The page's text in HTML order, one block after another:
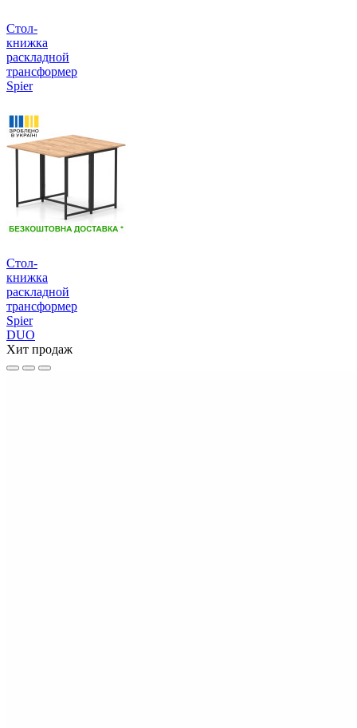
Стол-
книжка
раскладной
трансформер
Spier
Стол-
книжка
раскладной
трансформер
Spier
DUO
Хит продаж